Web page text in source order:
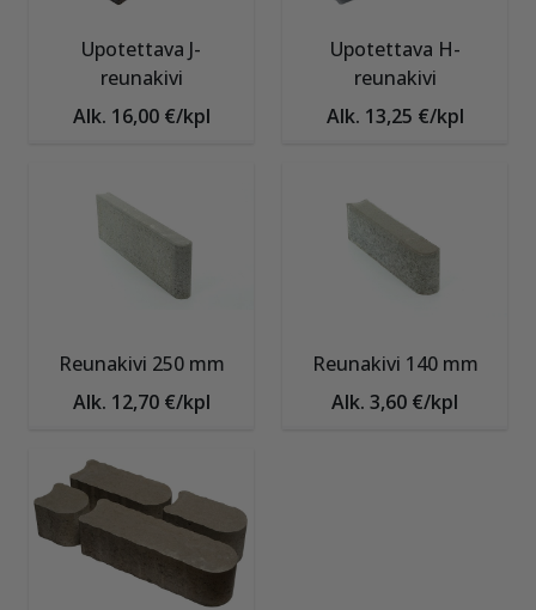
Upotettava J-
reunakivi
Alk. 16,00 €/kpl
Upotettava H-
reunakivi
Alk. 13,25 €/kpl
Reunakivi 250 mm
Alk. 12,70 €/kpl
Reunakivi 140 mm
Alk. 3,60 €/kpl